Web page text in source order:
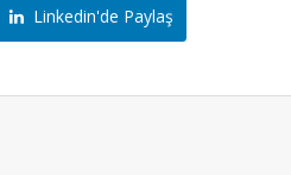
Linkedin'de Paylaş